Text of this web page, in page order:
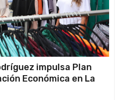
impulsa Plan
Económica en La